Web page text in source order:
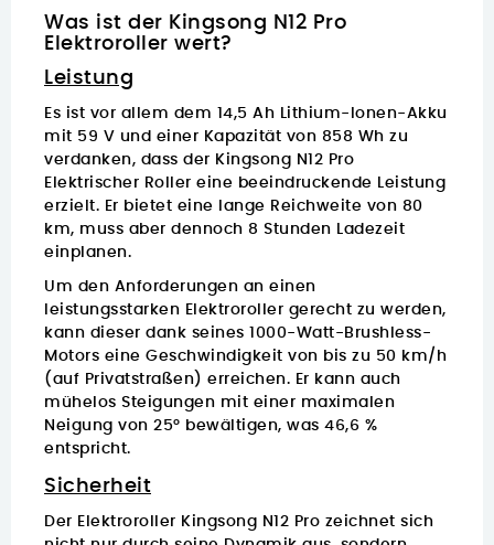
Was ist der Kingsong N12 Pro
Elektroroller wert?
Leistung
Es ist vor allem dem 14,5 Ah Lithium-Ionen-Akku
mit 59 V und einer Kapazität von 858 Wh zu
verdanken, dass der Kingsong N12 Pro
Elektrischer Roller eine beeindruckende Leistung
erzielt. Er bietet eine lange Reichweite von 80
km, muss aber dennoch 8 Stunden Ladezeit
einplanen.
Um den Anforderungen an einen
leistungsstarken Elektroroller gerecht zu werden,
kann dieser dank seines 1000-Watt-Brushless-
Motors eine Geschwindigkeit von bis zu 50 km/h
(auf Privatstraßen) erreichen. Er kann auch
mühelos Steigungen mit einer maximalen
Neigung von 25° bewältigen, was 46,6 %
entspricht.
Sicherheit
Der Elektroroller Kingsong N12 Pro zeichnet sich